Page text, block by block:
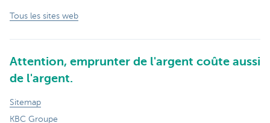
Tous les sites web
Attention, emprunter de l'argent coûte aussi
de l'argent.
Sitemap
KBC Groupe